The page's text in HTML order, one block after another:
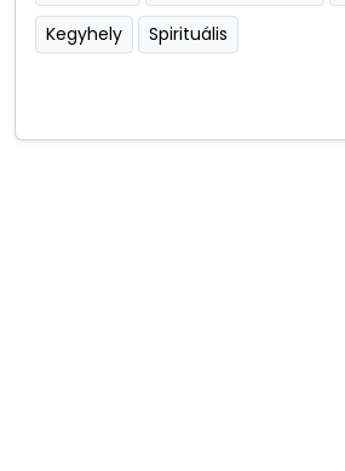
Kegyhely
Spirituális